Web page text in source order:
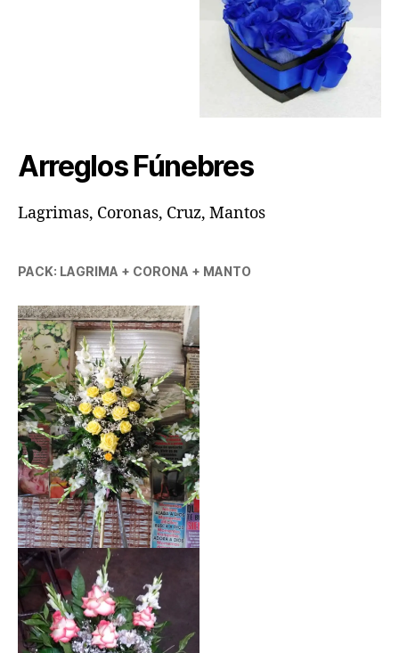
Arreglos Fúnebres
Lagrimas, Coronas, Cruz, Mantos
PACK: LAGRIMA + CORONA + MANTO